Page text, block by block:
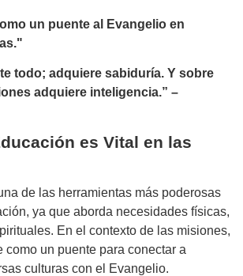
un puente al Evangelio en
todo; adquiere sabiduría. Y sobre
adquiere inteligencia.” –
es Vital en las
de las herramientas más poderosas
ya que aborda necesidades físicas,
En el contexto de las misiones,
como un puente para conectar a
culturas con el Evangelio.